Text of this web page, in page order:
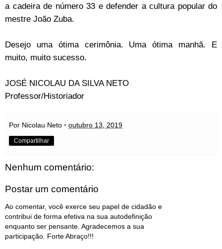
a cadeira de número 33 e defender a cultura popular do
mestre João Zuba.
Desejo uma ótima cerimônia. Uma ótima manhã. E
muito, muito sucesso.
JOSÉ NICOLAU DA SILVA NETO
Professor/Historiador
Por Nicolau Neto • outubro 13, 2019
Compartilhar
Nenhum comentário:
Postar um comentário
Ao comentar, você exerce seu papel de cidadão e
contribui de forma efetiva na sua autodefinição
enquanto ser pensante. Agradecemos a sua
participação. Forte Abraço!!!